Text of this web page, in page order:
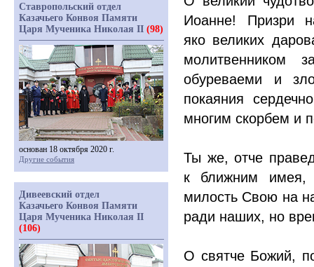
Иоанне! Призри
яко великих
молитвенником
обуреваеми и
покаяния
многим скорбем и
Ты же, отче
к ближним имея,
милость Свою на
ради наших, но
О святче Божий,
Ставропольский отдел
Казачьего Конвоя Памяти
Царя Мученика Николая II (98)
основан 18 октября 2020 г.
Другие события
Дивеевский отдел
Казачьего Конвоя Памяти
Царя Мученика Николая II
(106)